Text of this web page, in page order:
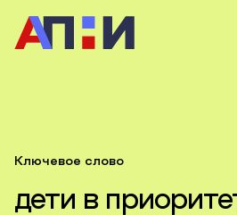
Ключевое слово
дети в